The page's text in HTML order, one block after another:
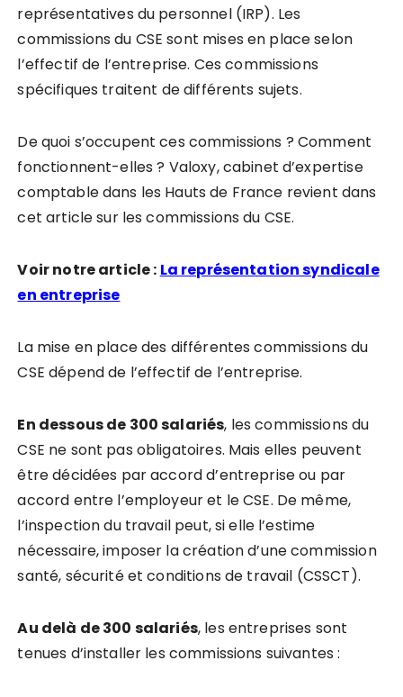
représentatives du personnel (IRP). Les
commissions du CSE sont mises en place selon
l’effectif de l’entreprise. Ces commissions
spécifiques traitent de différents sujets.
De quoi s’occupent ces commissions ? Comment
fonctionnent-elles ? Valoxy, cabinet d’expertise
comptable dans les Hauts de France revient dans
cet article sur les commissions du CSE.
Voir notre article : La représentation syndicale
en entreprise
La mise en place des différentes commissions du
CSE dépend de l’effectif de l’entreprise.
En dessous de 300 salariés, les commissions du
CSE ne sont pas obligatoires. Mais elles peuvent
être décidées par accord d’entreprise ou par
accord entre l’employeur et le CSE. De même,
l’inspection du travail peut, si elle l’estime
nécessaire, imposer la création d’une commission
santé, sécurité et conditions de travail (CSSCT).
Au delà de 300 salariés, les entreprises sont
tenues d’installer les commissions suivantes :